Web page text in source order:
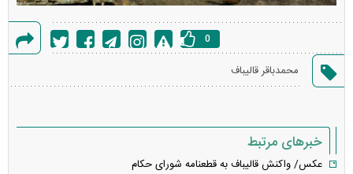
خطا
0
محمدباقر قالیباف
خبرهای مرتبط
عکس/ واکنش قالیباف به قطعنامه شورای حکام